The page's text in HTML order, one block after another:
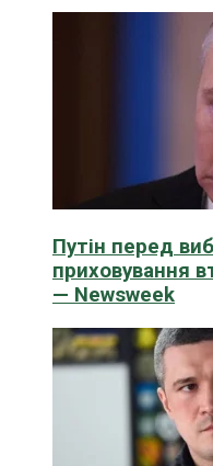
Путін перед
приховування
— Newsweek